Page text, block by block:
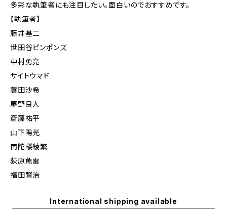
多彩な執筆者にも注目したい。面白いのでおすすめです。
【執筆者】
藤井基二
世田谷ピンポンズ
中村勇亮
サイトウマド
蓑田沙希
扉野良人
斎藤祐平
山下陽光
南陀楼綾繁
荻原魚雷
福田賢治
International shipping available